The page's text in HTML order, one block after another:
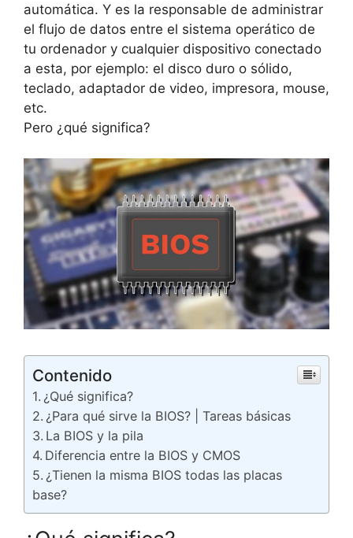
automática. Y es la responsable de administrar
el flujo de datos entre el sistema operático de
tu ordenador y cualquier dispositivo conectado
a esta, por ejemplo: el disco duro o sólido,
teclado, adaptador de video, impresora, mouse,
etc.
Pero ¿qué significa?
Contenido
¿Qué significa?
¿Para qué sirve la BIOS? | Tareas básicas
La BIOS y la pila
Diferencia entre la BIOS y CMOS
¿Tienen la misma BIOS todas las placas
base?